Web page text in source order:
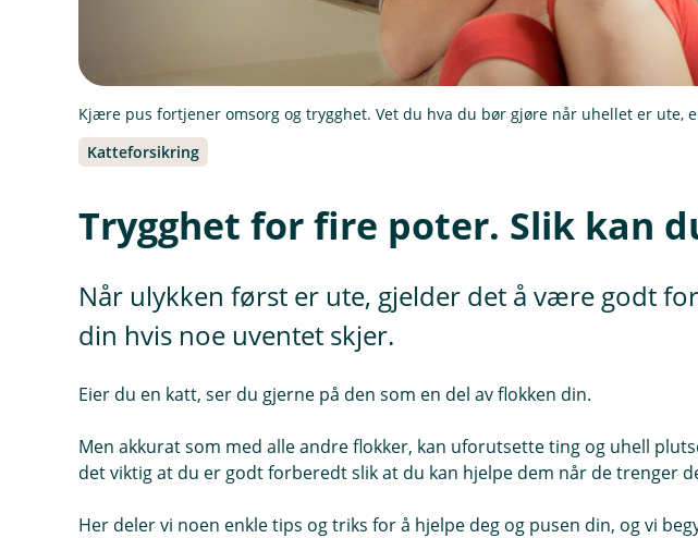
Kjære pus fortjener omsorg og trygghet. Vet du hva du bør gjøre når uhellet er ute,
Katteforsikring
Trygghet for fire poter. Slik kan
Når ulykken først er ute, gjelder det å være godt
din hvis noe uventet skjer.
Eier du en katt, ser du gjerne på den som en del av flokken din.
Men akkurat som med alle andre flokker, kan uforutsette ting og uhell
det viktig at du er godt forberedt slik at du kan hjelpe dem når de trenger
Her deler vi noen enkle tips og triks for å hjelpe deg og pusen din, og vi